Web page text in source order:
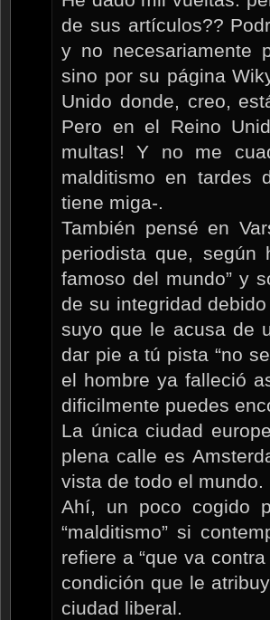
de sus artículos??
y no necesariamente
sino por su página
Unido donde, creo,
Pero en el Reino
multas! Y no me
malditismo en tardes
tiene miga-.
También pensé en
periodista que, según
famoso del mundo” y
de su integridad
suyo que le acusa de
dar pie a tú pista “no
el hombre ya falleció
dificilmente puedes
La única ciudad
plena calle es
vista de todo el mundo.
Ahí, un poco cogido
“malditismo” si
refiere a “que va
condición que le
ciudad liberal.